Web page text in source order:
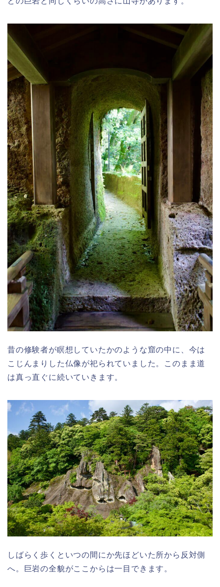
昔の修験者が瞑想していたかのような窟の中に、今は
こじんまりした仏像が祀られていました。このまま道
は真っ直ぐに続いていきます。
しばらく歩くといつの間にか先ほどいた所から反対側
へ。巨岩の全貌がここからは一目できます。